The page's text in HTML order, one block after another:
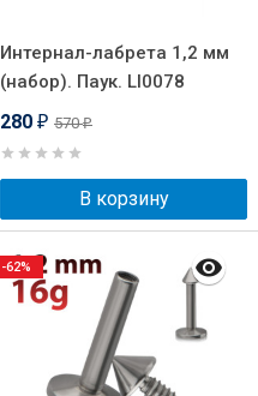
Интернал-лабрета 1,2 мм
(набор). Паук. LI0078
280 ₽ 570₽
В корзину
-62%